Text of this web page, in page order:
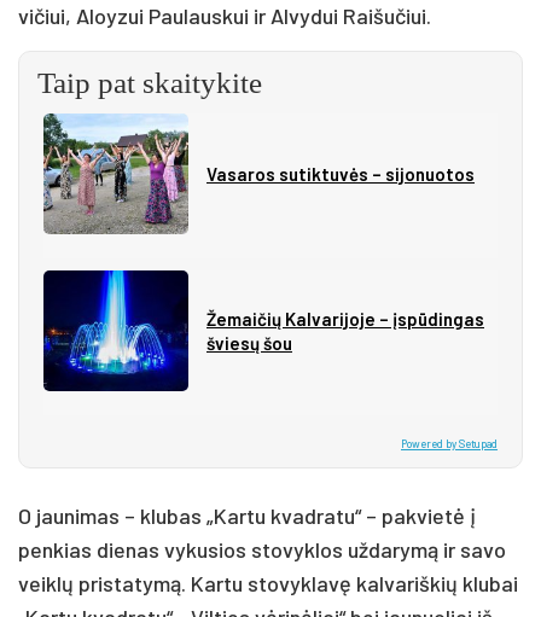
vi­čiui, Aloy­zui Pau­laus­kui ir Al­vy­dui Rai­šu­čiui.
Taip pat skaitykite
Vasaros sutiktuvės – sijonuotos
Žemaičių Kalvarijoje – įspūdingas
šviesų šou
Powered by Setupad
O jau­ni­mas – klu­bas „Kar­tu kvad­ra­tu“ – pa­kvie­tė į
pen­kias die­nas vy­ku­sios sto­vyk­los už­da­ry­mą ir sa­vo
veik­lų pri­sta­ty­mą. Kar­tu sto­vyk­la­vę kal­va­riš­kių klu­bai